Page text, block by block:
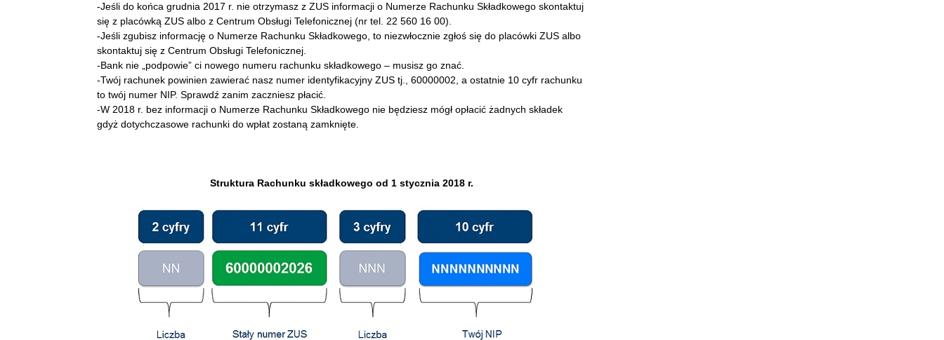
-Jeśli do końca grudnia 2017 r. nie otrzymasz z ZUS informacji o Numerze Rachunku Składkowego skontaktuj
się z placówką ZUS albo z Centrum Obsługi Telefonicznej (nr tel. 22 560 16 00).
-Jeśli zgubisz informację o Numerze Rachunku Składkowego, to niezwłocznie zgłoś się do placówki ZUS albo
skontaktuj się z Centrum Obsługi Telefonicznej.
-Bank nie „podpowie” ci nowego numeru rachunku składkowego – musisz go znać.
-Twój rachunek powinien zawierać nasz numer identyfikacyjny ZUS tj., 60000002, a ostatnie 10 cyfr rachunku
to twój numer NIP. Sprawdź zanim zaczniesz płacić.
-W 2018 r. bez informacji o Numerze Rachunku Składkowego nie będziesz mógł opłacić żadnych składek
gdyż dotychczasowe rachunki do wpłat zostaną zamknięte.
Struktura Rachunku składkowego od 1 stycznia 2018 r.